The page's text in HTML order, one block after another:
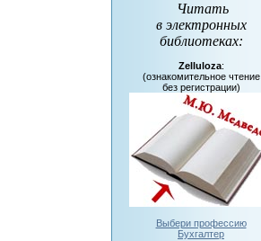
Читать
в электронных
библиотеках:
Zelluloza:
(ознакомительное чтение
без регистрации)
Выбери профессию
Бухгалтер